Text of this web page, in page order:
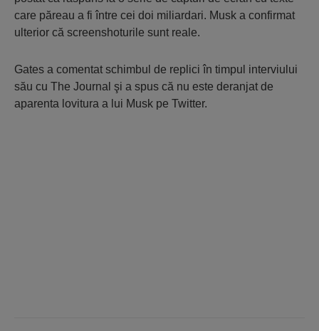
care păreau a fi între cei doi miliardari. Musk a confirmat
ulterior că screenshoturile sunt reale.
Gates a comentat schimbul de replici în timpul interviului
său cu The Journal şi a spus că nu este deranjat de
aparenta lovitura a lui Musk pe Twitter.